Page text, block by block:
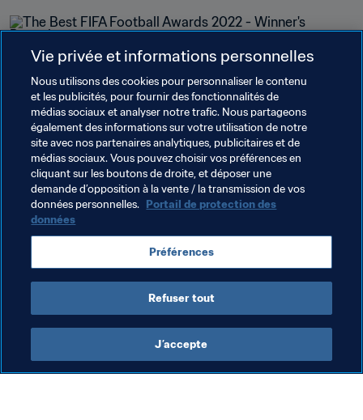
Thèmes en lien
Organisation Organisation Argentina
CONMEBOL USA Concacaf Colombia
Paraguay England UEFA Australia
Mexico Uruguay Brazil Spain Portugal
Korea Republic Kazakhstan
Vie privée et informations personnelles
Nous utilisons des cookies pour personnaliser le contenu
et les publicités, pour fournir des fonctionnalités de
médias sociaux et analyser notre trafic. Nous partageons
également des informations sur votre utilisation de notre
site avec nos partenaires analytiques, publicitaires et de
médias sociaux. Vous pouvez choisir vos préférences en
cliquant sur les boutons de droite, et déposer une
demande d’opposition à la vente / la transmission de vos
données personnelles. Portail de protection des
données
Préférences
Refuser tout
J’accepte